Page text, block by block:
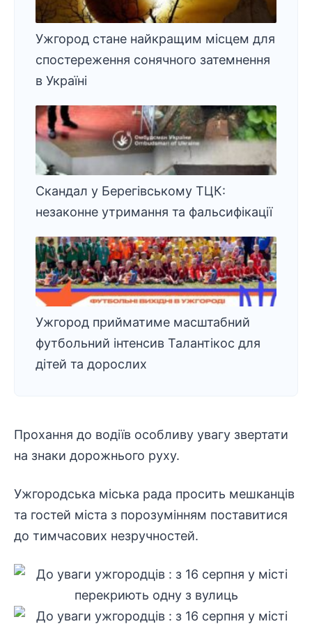
Ужгород стане найкращим місцем для
спостереження сонячного затемнення
в Україні
Скандал у Берегівському ТЦК:
незаконне утримання та фальсифікації
Ужгород прийматиме масштабний
футбольний інтенсив Талантікос для
дітей та дорослих
Прохання до водіїв особливу увагу звертати
на знаки дорожнього руху.
Ужгородська міська рада просить мешканців
та гостей міста з порозумінням поставитися
до тимчасових незручностей.